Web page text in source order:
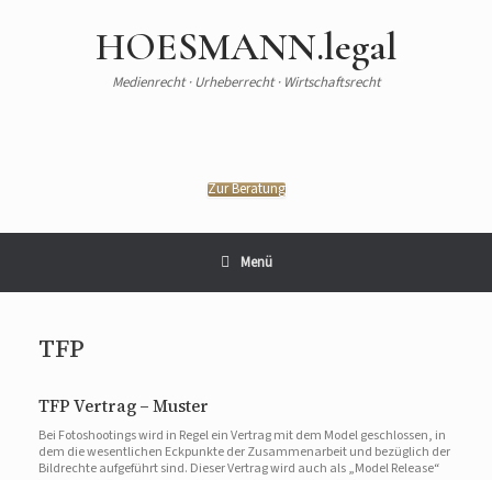
HOESMANN.legal
Medienrecht · Urheberrecht · Wirtschaftsrecht
Zur Beratung
Menü
TFP
TFP Vertrag – Muster
Bei Fotoshootings wird in Regel ein Vertrag mit dem Model geschlossen, in
dem die wesentlichen Eckpunkte der Zusammenarbeit und bezüglich der
Bildrechte aufgeführt sind. Dieser Vertrag wird auch als „Model Release“